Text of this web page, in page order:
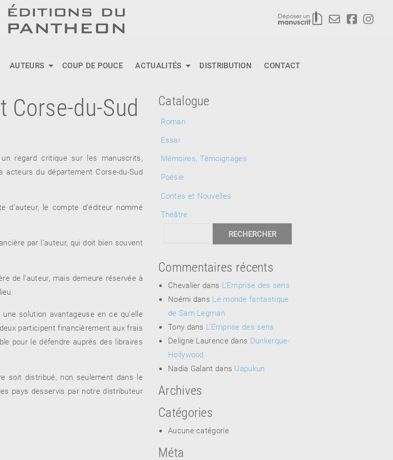
AUTEURS COUP DE POUCE ACTUALITÉS DISTRIBUTION CONTACT
Corse-du-Sud
regard critique sur les manuscrits,
du département Corse-du-Sud
le compte d’éditeur nommé
par l’auteur, qui doit bien souvent
de l’auteur, mais demeure réservée à
solution avantageuse en ce qu’elle
participent financièrement aux frais
pour le défendre auprès des libraires
soit distribué, non seulement dans le
pays desservis par notre distributeur
Catalogue
Roman
Essai
Mémoires, Témoignages
Poésie
Contes et Nouvelles
Théâtre
Commentaires récents
Chevalier dans L’Emprise des sens
Noémi dans Le monde fantastique
de Sam Legman
Tony dans L’Emprise des sens
Deligne Laurence dans Dunkerque-
Hollywood
Nadia Galant dans Uapukun
Archives
Catégories
Aucune catégorie
Méta